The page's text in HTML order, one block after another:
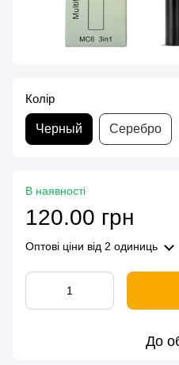
Колір
Черный Серебро
В наявності
120.00 грн
Оптові ціни від 2 одиниць
До